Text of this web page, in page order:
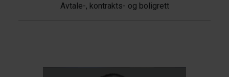
Avtale-, kontrakts- og boligrett